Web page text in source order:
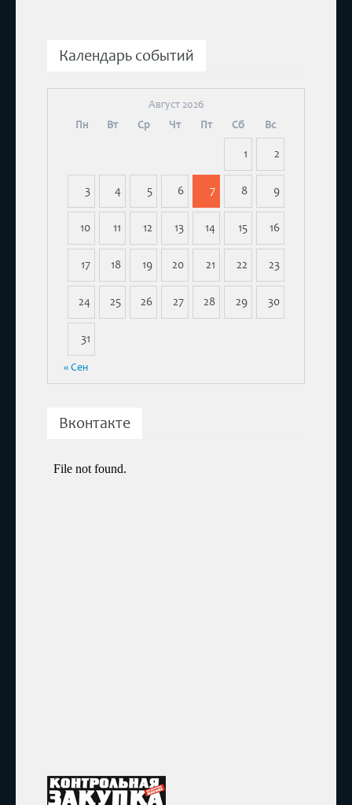
Календарь событий
Август 2026
Пн
Вт Ср Чт Пт Сб Вс
1 2
3 4 5 6 7 8 9
10 11 12 13 14 15 16
17 18 19 20 21 22 23
24 25 26 27 28 29 30
31
« Сен
Вконтакте